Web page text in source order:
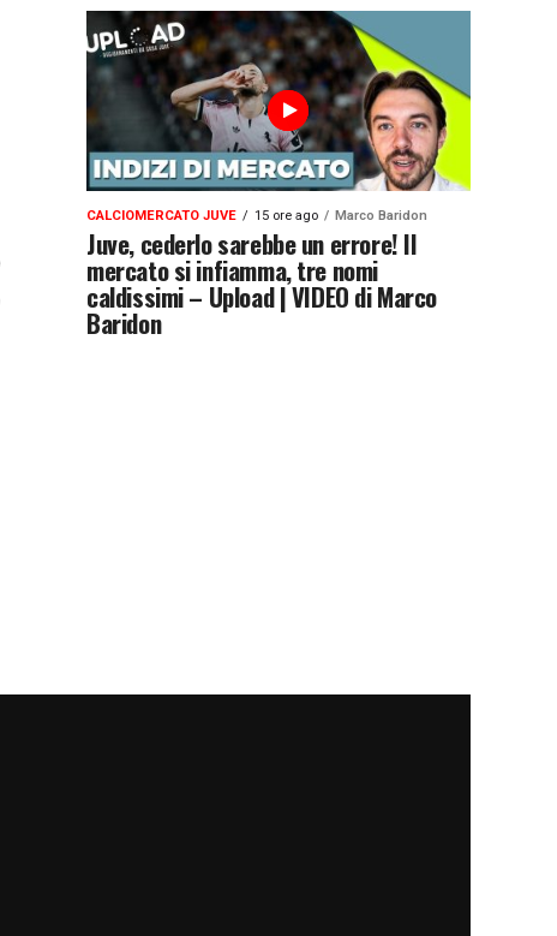
CALCIOMERCATO JUVE 15 ore ago Marco Baridon
Juve, cederlo sarebbe un errore! Il
mercato si infiamma, tre nomi
caldissimi – Upload | VIDEO di Marco
Baridon